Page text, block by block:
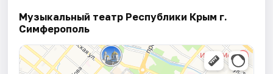
Музыкальный театр Республики Крым г.
Симферополь